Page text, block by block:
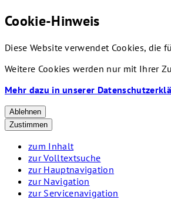
Cookie-Hinweis
Diese Website verwendet Cookies, die
Weitere Cookies werden nur mit Ihrer
Mehr dazu in unserer
Ablehnen
Zustimmen
zum Inhalt
zur Volltextsuche
zur Hauptnavigation
zur Navigation
zur Servicenavigation